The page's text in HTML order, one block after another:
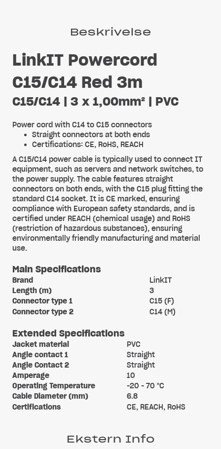
Beskrivelse
LinkIT Powercord
C15/C14 Red 3m
C15/C14 | 3 x 1,00mm² | PVC
Power cord with C14 to C15 connectors
Straight connectors at both ends
Certifications: CE, RoHS, REACH
A C15/C14 power cable is typically used to connect IT
equipment, such as servers and network switches, to
the power supply. The cable features straight
connectors on both ends, with the C15 plug fitting the
standard C14 socket. It is CE marked, ensuring
compliance with European safety standards, and is
certified under REACH (chemical usage) and RoHS
(restriction of hazardous substances), ensuring
environmentally friendly manufacturing and material
use.
Main Specifications
Brand
LinkIT
Length (m)
3
Connector type 1
C15 (F)
Connector type 2
C14 (M)
Extended Specifications
Jacket material
PVC
Angle contact 1
Straight
Angle Contact 2
Straight
Amperage
10
Operating Temperature
-20 - 70 °C
Cable Diameter (mm)
6.8
Certifications
CE, REACH, RoHS
Ekstern Info